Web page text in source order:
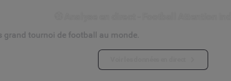
grand tournoi de football au monde.